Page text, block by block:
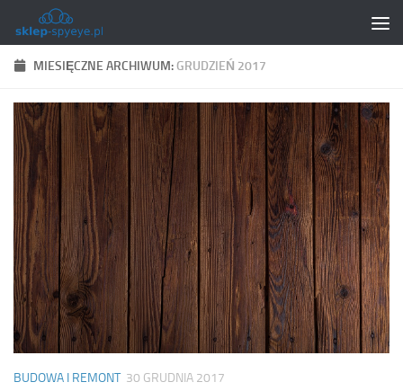
Skip to content
MIESIĘCZNE ARCHIWUM: GRUDZIEŃ 2017
BUDOWA I REMONT 30 GRUDNIA 2017